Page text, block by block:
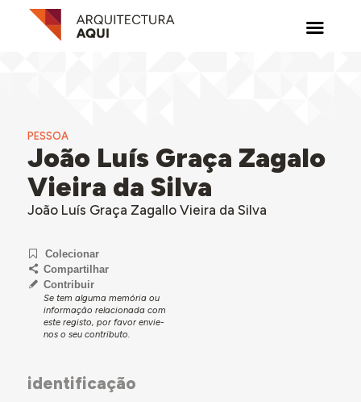
PESSOA
João Luís Graça Zagalo
Vieira da Silva
João Luís Graça Zagallo Vieira da Silva
Colecionar
Compartilhar
Contribuir
Se tem alguma memória ou
informação relacionada com
este registo, por favor envie-
nos o seu contributo.
identificação